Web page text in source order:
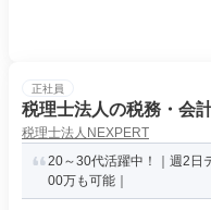
正社員
税理士法人の税務・会
税理士法人NEXPERT
20～30代活躍中！｜週2日
00万も可能｜